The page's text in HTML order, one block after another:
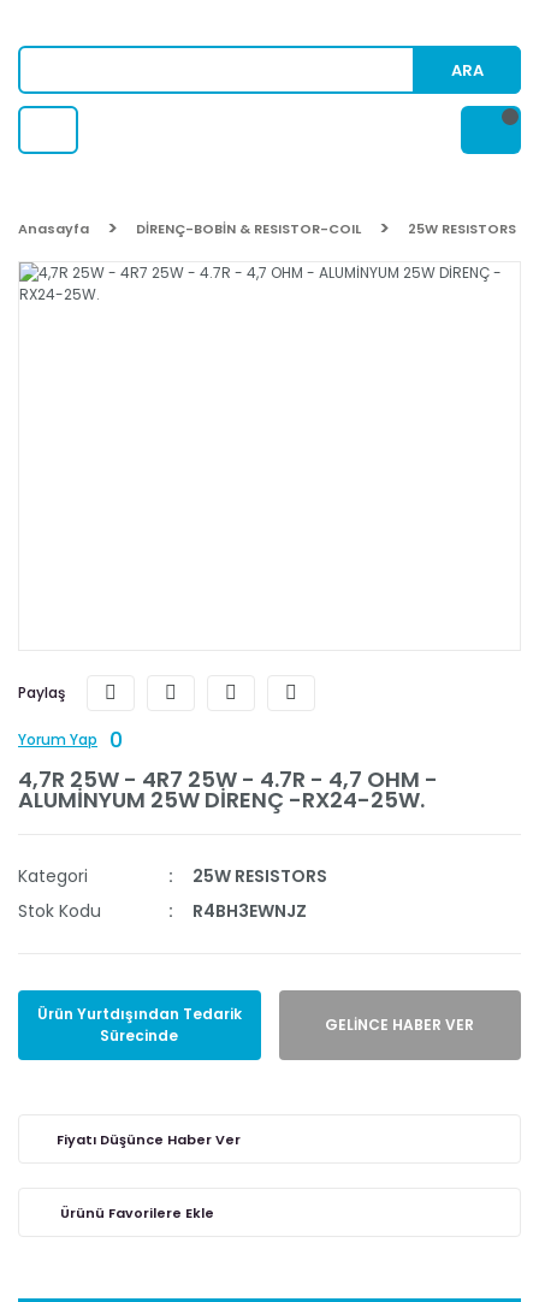
ARA
Anasayfa DİRENÇ-BOBİN & RESISTOR-COIL 25W RESISTORS
Paylaş
Yorum Yap
0
4,7R 25W - 4R7 25W - 4.7R - 4,7 OHM -
ALUMİNYUM 25W DİRENÇ -RX24-25W.
Kategori
25W RESISTORS
Stok Kodu
R4BH3EWNJZ
Ürün Yurtdışından Tedarik
Sürecinde
GELİNCE HABER VER
Fiyatı Düşünce Haber Ver